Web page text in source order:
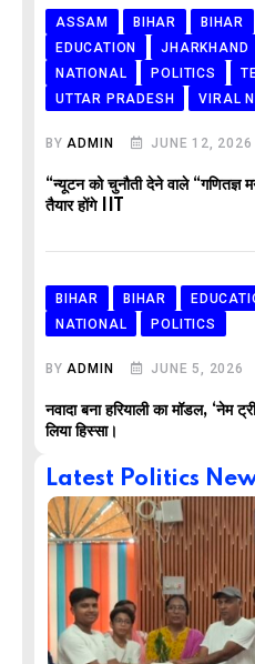
ASSAM BIHAR BIHAR
EDUCATION
JHARKHAND
NATIONAL
POLITICS
UTTAR PRADESH
VIRAL
BYADMIN JUNE 12, 2026
“न्यूटन को चुनौती देने वाले “गणितज्ञ
तैयार होंगे IIT
BIHAR BIHAR
NATIONAL
POLITICS
BYADMIN JUNE 5, 2026
नवादा बना हरियाली का मॉडल, ‘नेम
लिया हिस्सा।
Latest Politics